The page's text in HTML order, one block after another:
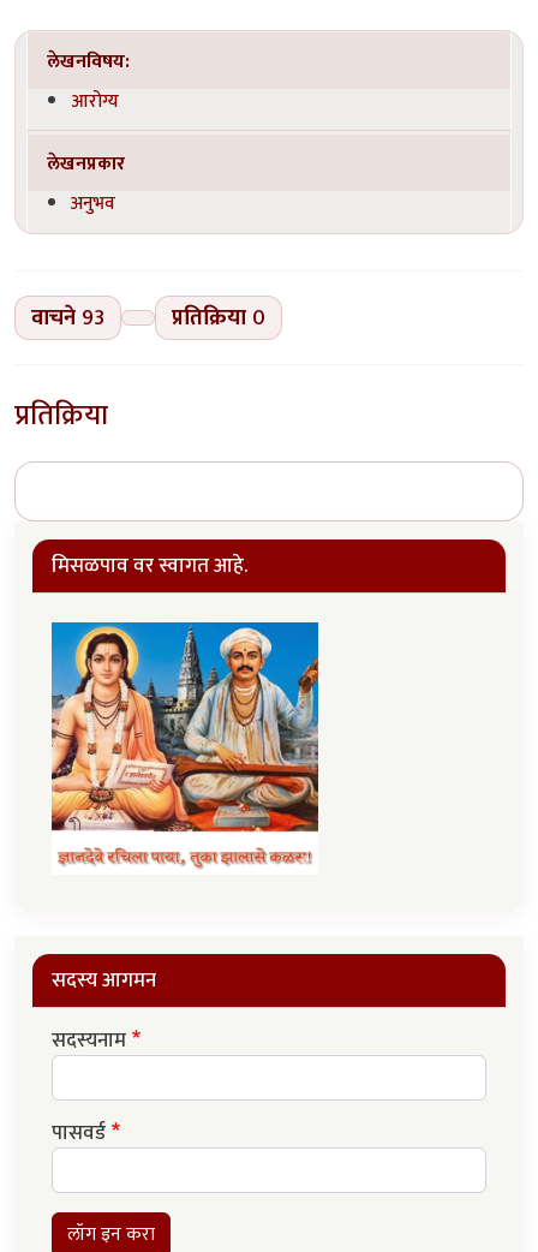
लेखनविषय:
आरोग्य
लेखनप्रकार
अनुभव
वाचने 93 प्रतिक्रिया 0
प्रतिक्रिया
मिसळपाव वर स्वागत आहे.
सदस्य आगमन
सदस्यनाम
पासवर्ड
लॉग इन करा